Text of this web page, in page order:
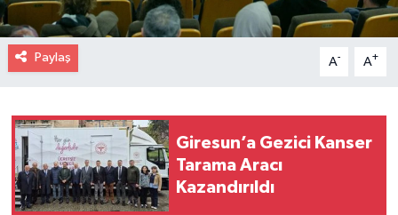
Paylaş A- A+
Giresun’a Gezici Kanser
Tarama Aracı
Kazandırıldı